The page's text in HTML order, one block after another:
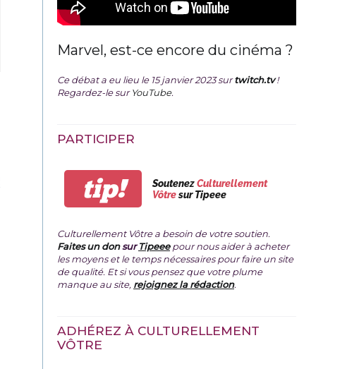
Marvel, est-ce encore du cinéma ?
Ce débat a eu lieu le 15 janvier 2023 surtwitch.tv !
Regardez-le surYouTube.
PARTICIPER
tip! SoutenezCulturellement
Vôtresur Tipeee
Culturellement Vôtre a besoin de votre soutien.
Faites un donsurTipeeepour nous aider à acheter
les moyens et le temps nécessaires pour faire un site
de qualité. Et si vous pensez que votre plume
manque au site, rejoignez la rédaction.
ADHÉREZ À CULTURELLEMENT
VÔTRE